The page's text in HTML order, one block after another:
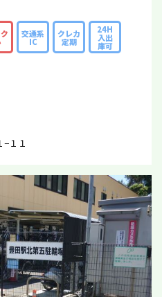
交通系
IC
クレカ
定期
24H
入出
庫可
−１１